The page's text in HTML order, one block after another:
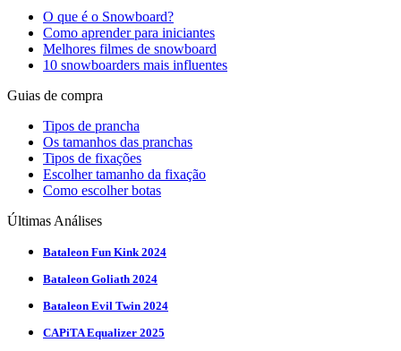
O que é o Snowboard?
Como aprender para iniciantes
Melhores filmes de snowboard
10 snowboarders mais influentes
Guias de compra
Tipos de prancha
Os tamanhos das pranchas
Tipos de fixações
Escolher tamanho da fixação
Como escolher botas
Últimas Análises
Bataleon Fun Kink 2024
Bataleon Goliath 2024
Bataleon Evil Twin 2024
CAPiTA Equalizer 2025